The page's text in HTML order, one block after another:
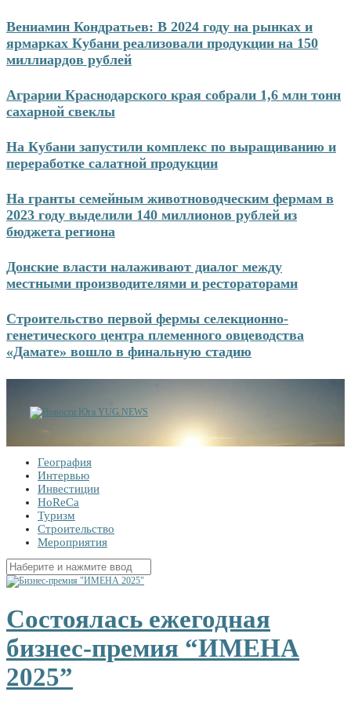
Перейти
к
содержимому
Вениамин Кондратьев: В 2024 году на рынках и
ярмарках Кубани реализовали продукции на 150
миллиардов рублей
Аграрии Краснодарского края собрали 1,6 млн тонн
сахарной свеклы
На Кубани запустили комплекс по выращиванию и
переработке салатной продукции
На гранты семейным животноводческим фермам в
2023 году выделили 140 миллионов рублей из
бюджета региона
Донские власти налаживают диалог между
местными производителями и рестораторами
Строительство первой фермы селекционно-
генетического центра племенного овцеводства
«Дамате» вошло в финальную стадию
География
Интервью
Инвестиции
HoReCa
Туризм
Строительство
Мероприятия
Найти:
Состоялась ежегодная
бизнес-премия “ИМЕНА
2025”